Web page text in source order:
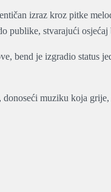
izraz kroz pitke
publike, stvarajući
bend je izgradio status
muziku koja